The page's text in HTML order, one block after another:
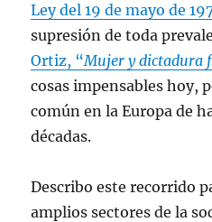
Ley del 19 de mayo de
supresión de toda
Ortiz, “Mujer y dictadura
cosas impensables hoy,
común en la Europa de
décadas.
Describo este recorrido
amplios sectores de la